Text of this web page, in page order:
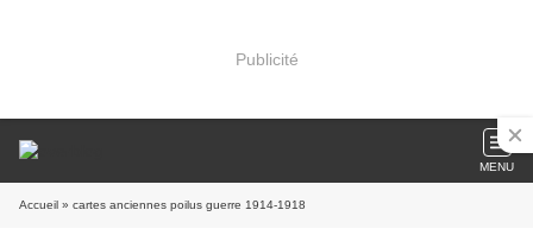
Publicité
MENU
Accueil » cartes anciennes poilus guerre 1914-1918